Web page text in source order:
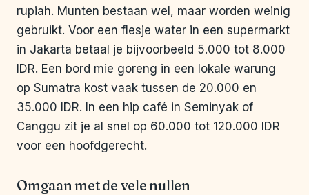
rupiah. Munten bestaan wel, maar worden weinig
gebruikt. Voor een flesje water in een supermarkt
in Jakarta betaal je bijvoorbeeld 5.000 tot 8.000
IDR. Een bord mie goreng in een lokale warung
op Sumatra kost vaak tussen de 20.000 en
35.000 IDR. In een hip café in Seminyak of
Canggu zit je al snel op 60.000 tot 120.000 IDR
voor een hoofdgerecht.
Omgaan met de vele nullen